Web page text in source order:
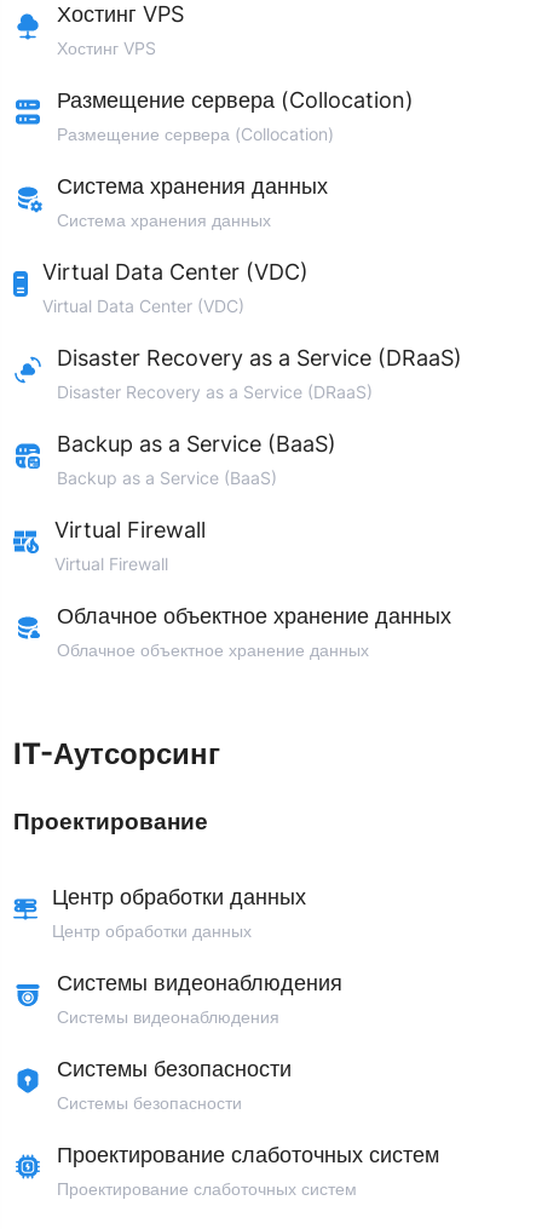
Хостинг VPS
Хостинг VPS
Размещение сервера (Collocation)
Размещение сервера (Collocation)
Система хранения данных
Система хранения данных
Virtual Data Center (VDC)
Virtual Data Center (VDC)
Disaster Recovery as a Service (DRaaS)
Disaster Recovery as a Service (DRaaS)
Backup as a Service (BaaS)
Backup as a Service (BaaS)
Virtual Firewall
Virtual Firewall
Облачное объектное хранение данных
Облачное объектное хранение данных
IT-Аутсорсинг
Проектирование
Центр обработки данных
Центр обработки данных
Системы видеонаблюдения
Системы видеонаблюдения
Системы безопасности
Системы безопасности
Проектирование слаботочных систем
Проектирование слаботочных систем